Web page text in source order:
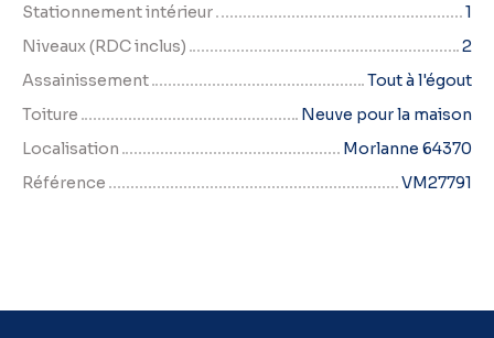
Stationnement intérieur
1
Niveaux (RDC inclus)
2
Assainissement
Tout à l'égout
Toiture
Neuve pour la maison
Localisation
Morlanne 64370
Référence
VM27791